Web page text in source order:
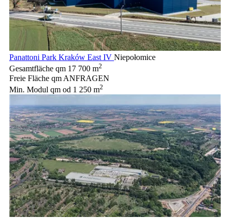
Panattoni Park Kraków East IV Niepołomice
Gesamtfläche qm 17 700 m2
Freie Fläche qm ANFRAGEN
Min. Modul qm od 1 250 m2